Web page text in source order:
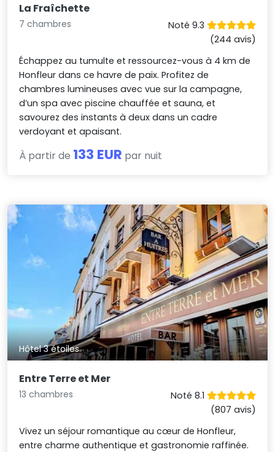
La Fraîchette
7 chambres
Noté 9.3
(244 avis)
Échappez au tumulte et ressourcez-vous à 4 km de
Honfleur dans ce havre de paix. Profitez de
chambres lumineuses avec vue sur la campagne,
d’un spa avec piscine chauffée et sauna, et
savourez des instants à deux dans un cadre
verdoyant et apaisant.
À partir de 133 EUR par nuit
Hôtel 3 étoiles
Entre Terre et Mer
13 chambres
Noté 8.1
(807 avis)
Vivez un séjour romantique au cœur de Honfleur,
entre charme authentique et gastronomie raffinée.